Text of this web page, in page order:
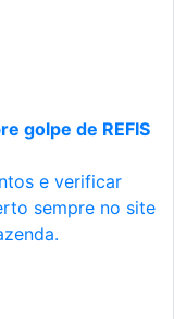
golpe de REFIS
e verificar
sempre no site